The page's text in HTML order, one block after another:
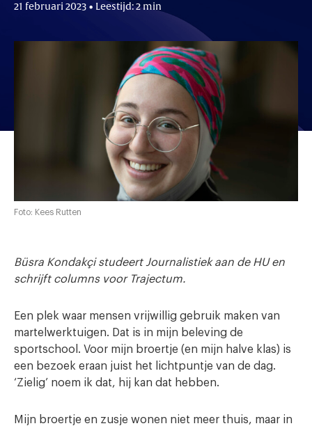
21 februari 2023 • Leestijd: 2 min
Foto: Kees Rutten
Büsra Kondakçi studeert Journalistiek aan de HU en
schrijft columns voor Trajectum.
Een plek waar mensen vrijwillig gebruik maken van
martelwerktuigen. Dat is in mijn beleving de
sportschool. Voor mijn broertje (en mijn halve klas) is
een bezoek eraan juist het lichtpuntje van de dag.
‘Zielig’ noem ik dat, hij kan dat hebben.
Mijn broertje en zusje wonen niet meer thuis, maar in